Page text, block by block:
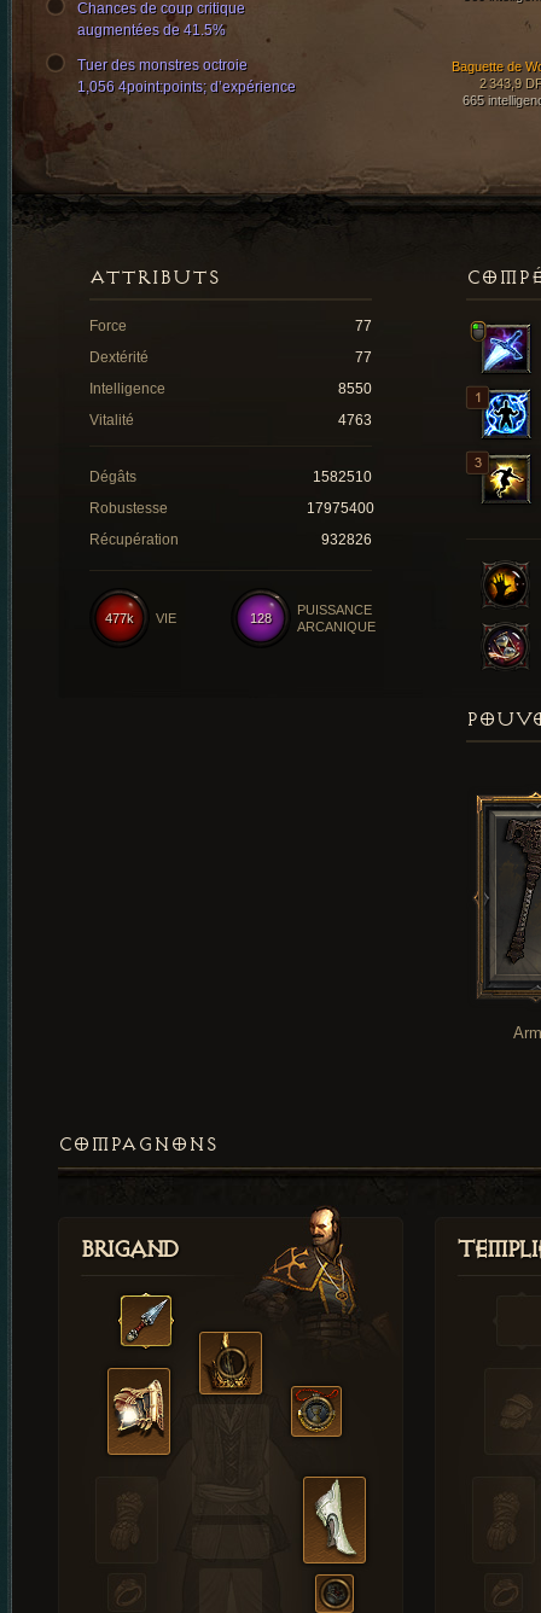
Baguette de
2 343,9
665
Chances de coup critique
augmentées de 41.5%
Tuer des monstres octroie
1,056 4point:points; d’expérience
ATTRIBUTS
Force
77
Dextérité
77
Intelligence
8550
Vitalité
4763
Dégâts
1582510
Robustesse
17975400
Récupération
932826
128
PUISSANCE
ARCANIQUE
477k VIE
COMPAGNONS
Brigand